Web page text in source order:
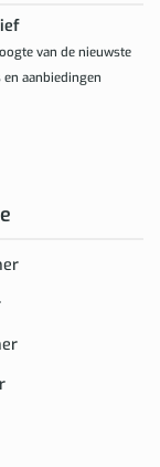
van de nieuwste
aanbiedingen